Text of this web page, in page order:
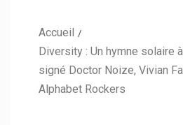
Accueil
Diversity : Un hymne solaire
signé Doctor Noize, Vivian
Alphabet Rockers